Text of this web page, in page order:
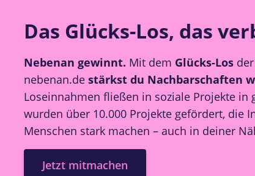
Das Glücks-Los, das
Nebenan gewinnt. Mit dem Glücks-Los
nebenan.destärkst du Nachbarschaften
Loseinnahmen fließen in soziale Projekte in
wurden über 10.000 Projekte gefördert, die
Menschen stark machen – auch in deiner
Jetzt mitmachen